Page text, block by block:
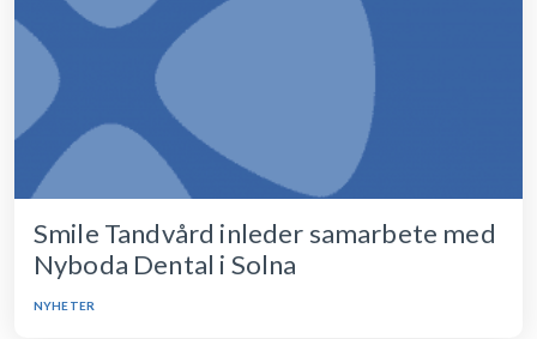
Smile Tandvård inleder samarbete med
Nyboda Dental i Solna
NYHETER